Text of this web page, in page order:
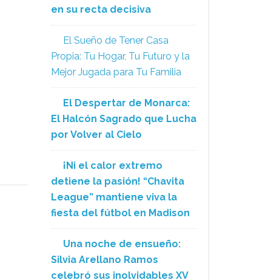
en su recta decisiva
El Sueño de Tener Casa
Propia: Tu Hogar, Tu Futuro y la
Mejor Jugada para Tu Familia
El Despertar de Monarca:
El Halcón Sagrado que Lucha
por Volver al Cielo
¡Ni el calor extremo
detiene la pasión! “Chavita
League” mantiene viva la
fiesta del fútbol en Madison
Una noche de ensueño:
Silvia Arellano Ramos
celebró sus inolvidables XV